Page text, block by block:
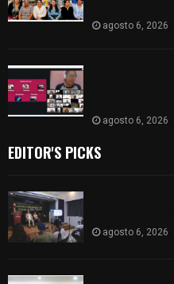
agosto 6, 2026
agosto 6, 2026
EDITOR'S PICKS
agosto 6, 2026